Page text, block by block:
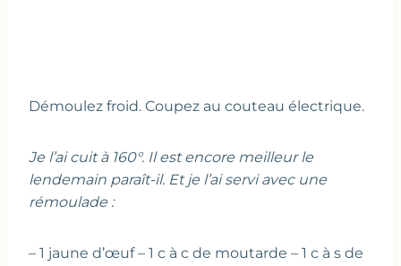
Démoulez froid. Coupez au couteau électrique.
Je l’ai cuit à 160°. Il est encore meilleur le
lendemain paraît-il. Et je l’ai servi avec une
rémoulade :
– 1 jaune d’œuf – 1 c à c de moutarde – 1 c à s de